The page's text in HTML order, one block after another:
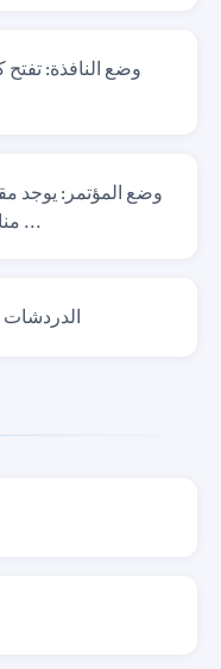
وضع النافذة:
وضع المؤتمر: يوجد
مناسب للعروض / التعلم الإلكتروني ...
الدردشات